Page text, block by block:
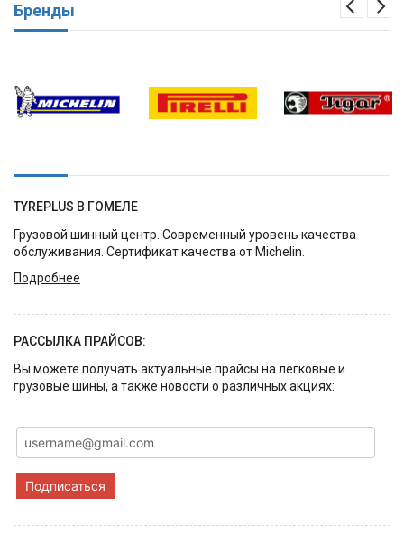
Бренды
TYREPLUS В ГОМЕЛЕ
Грузовой шинный центр. Современный уровень качества
обслуживания. Сертификат качества от Michelin.
Подробнее
РАССЫЛКА ПРАЙСОВ:
Вы можете получать актуальные прайсы на легковые и
грузовые шины, а также новости о различных акциях:
Подписаться